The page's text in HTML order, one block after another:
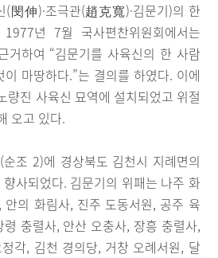
閔伸)·조극관(趙克寬)·김문기)의 한
년 7월 국사편찬위원회에서는
거하여 “김문기를 사육신의 한 사람
마땅하다.”는 결의를 하였다. 이에
량진 사육신 묘역에 설치되었고 위절
오고 있다.
조 2)에 경상북도 김천시 지례면의
사되었다. 김문기의 위패는 나주 화
의 화림사, 진주 도동서원, 공주 육
충렬사, 안산 오충사, 장흥 충렬사,
각, 김천 경의당, 거창 오례서원, 달